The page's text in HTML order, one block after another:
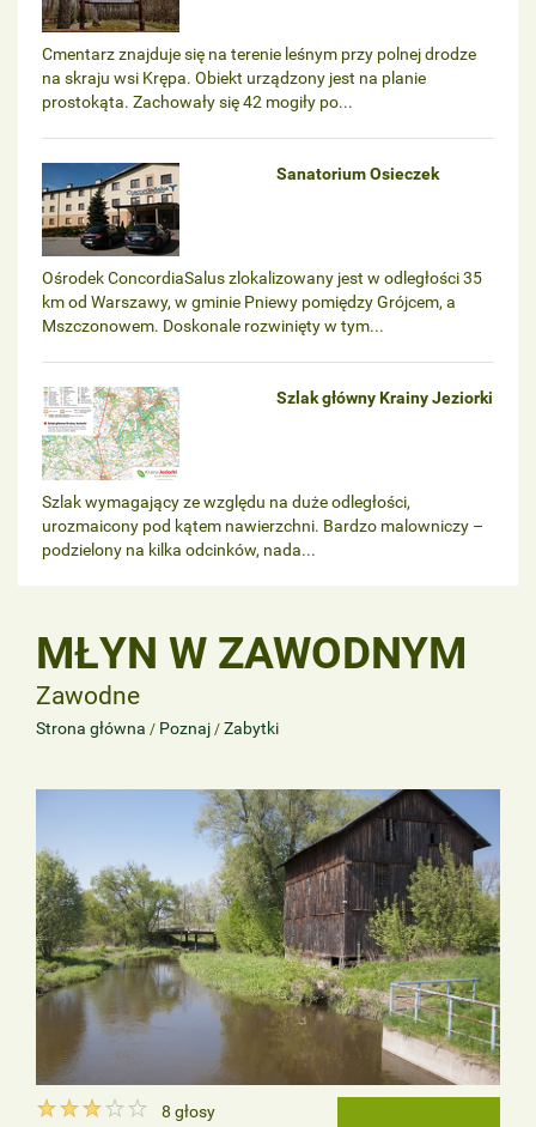
Cmentarz znajduje się na terenie leśnym przy polnej drodze
na skraju wsi Krępa. Obiekt urządzony jest na planie
prostokąta. Zachowały się 42 mogiły po...
Sanatorium Osieczek
Ośrodek ConcordiaSalus zlokalizowany jest w odległości 35
km od Warszawy, w gminie Pniewy pomiędzy Grójcem, a
Mszczonowem. Doskonale rozwinięty w tym...
Szlak główny Krainy Jeziorki
Szlak wymagający ze względu na duże odległości,
urozmaicony pod kątem nawierzchni. Bardzo malowniczy –
podzielony na kilka odcinków, nada...
MŁYN W ZAWODNYM
Zawodne
Strona główna / Poznaj / Zabytki
8 głosy